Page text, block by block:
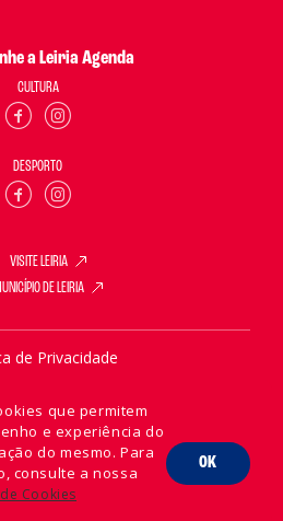
a Leiria Agenda
CULTURA
DESPORTO
VISITE LEIRIA
DE LEIRIA
de Privacidade
Leiria Agenda
que permitem
e experiência do
do mesmo. Para
consulte a nossa
Cookies
OK